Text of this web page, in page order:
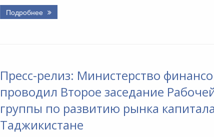
Подробнее
Пресс-релиз: Министерство
проводил Второе заседание
группы по развитию рынка
Таджикистане